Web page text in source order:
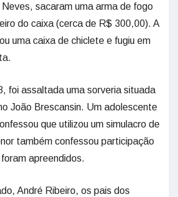
sacaram uma arma de fogo
do caixa (cerca de R$ 300,00). A
uma caixa de chiclete e fugiu em
foi assaltada uma sorveria situada
João Brescansin. Um adolescente
que utilizou um simulacro de
também confessou participação
apreendidos.
André Ribeiro, os pais dos